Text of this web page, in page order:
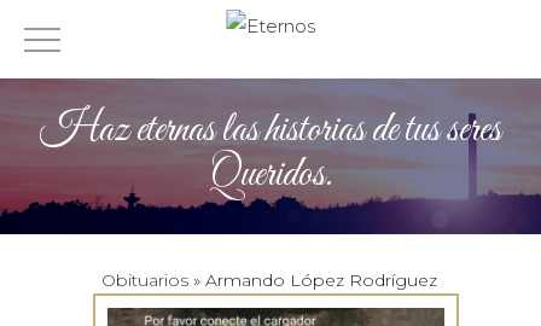
Haz eternas las historias de tus seres
Queridos.
Obituarios » Armando López Rodríguez